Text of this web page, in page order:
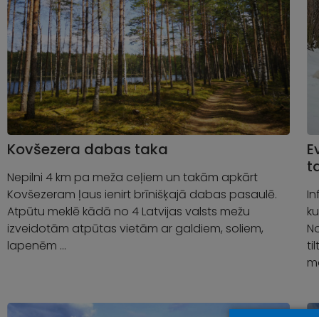
Kovšezera dabas taka
Nepilni 4 km pa meža ceļiem un takām apkārt
Kovšezeram ļaus ienirt brīnišķajā dabas pasaulē.
Atpūtu meklē kādā no 4 Latvijas valsts mežu
izveidotām atpūtas vietām ar galdiem, soliem,
lapenēm …